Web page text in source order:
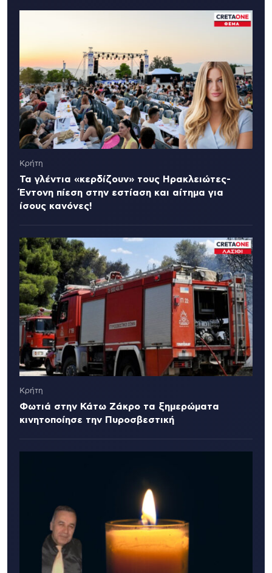
Κρήτη
Τα γλέντια «κερδίζουν» τους Ηρακλειώτες-
Έντονη πίεση στην εστίαση και αίτημα για
ίσους κανόνες!
Κρήτη
Φωτιά στην Κάτω Ζάκρο τα ξημερώματα
κινητοποίησε την Πυροσβεστική